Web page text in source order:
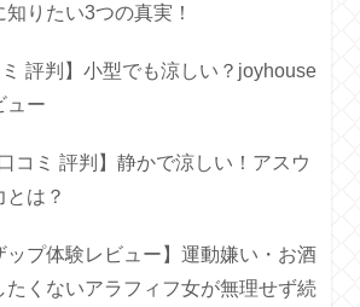
りたい3つの真実！
ミ 評判】小型でも涼しい？joyhouse
ュー
コミ 評判】静かで涼しい！アスウ
とは？
ップ体験レビュー】運動嫌い・お酒
たくないアラフィフ女が無理せず続